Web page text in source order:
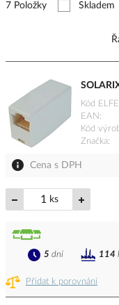
7 Položky Skladem
Kód
EAN
Kód
Značka
Cena s DPH
ks
Přidat k porovnání
5 dní 114